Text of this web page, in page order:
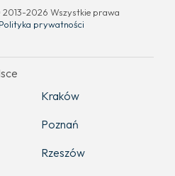
2026 Wszystkie prawa
Polityka prywatności
Kraków
Poznań
Rzeszów